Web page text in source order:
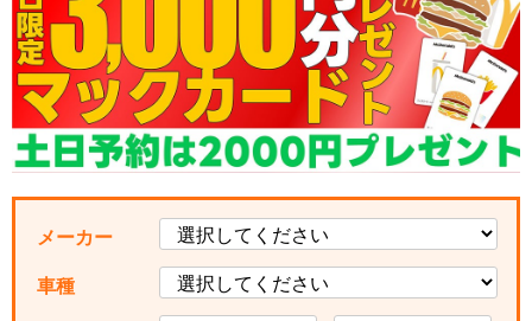
メーカー
車種